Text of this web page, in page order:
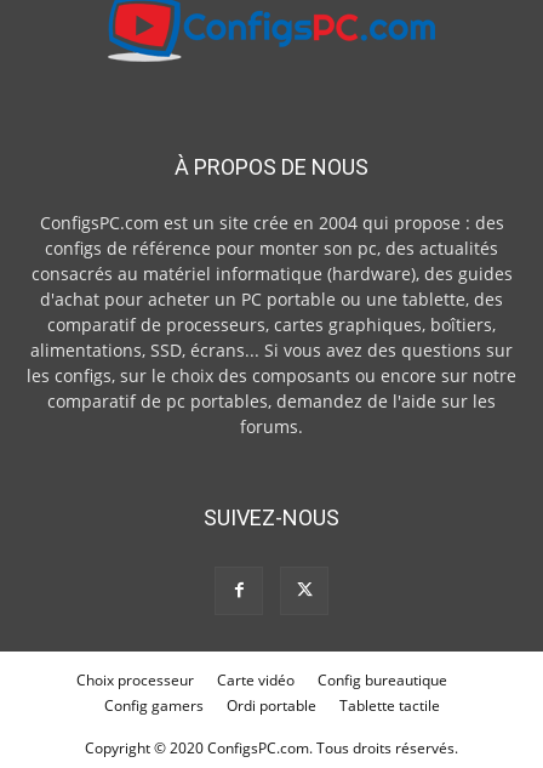
À PROPOS DE NOUS
ConfigsPC.com est un site crée en 2004 qui propose : des
configs de référence pour monter son pc, des actualités
consacrés au matériel informatique (hardware), des guides
d'achat pour acheter un PC portable ou une tablette, des
comparatif de processeurs, cartes graphiques, boîtiers,
alimentations, SSD, écrans... Si vous avez des questions sur
les configs, sur le choix des composants ou encore sur notre
comparatif de pc portables, demandez de l'aide sur les
forums.
SUIVEZ-NOUS
Choix processeur Carte vidéo
Config bureautique
Config gamers
Ordi portable Tablette tactile
Copyright © 2020 ConfigsPC.com. Tous droits réservés.